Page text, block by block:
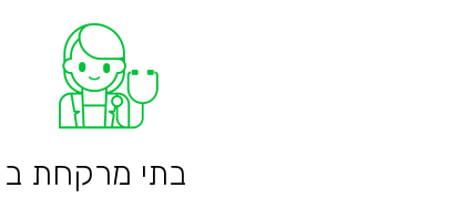
בתי מרקחת ב